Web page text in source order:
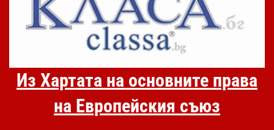
Из Хартата на основните права
на Европейския съюз